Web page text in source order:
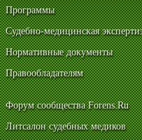
Программы
Судебно-медицинская
Нормативные документы
Правообладателям
Форум сообщества Forens.Ru
Литсалон судебных медиков